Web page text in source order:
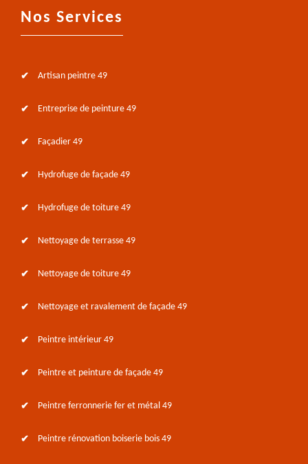
Nos Services
Artisan peintre 49
Entreprise de peinture 49
Façadier 49
Hydrofuge de façade 49
Hydrofuge de toiture 49
Nettoyage de terrasse 49
Nettoyage de toiture 49
Nettoyage et ravalement de façade 49
Peintre intérieur 49
Peintre et peinture de façade 49
Peintre ferronnerie fer et métal 49
Peintre rénovation boiserie bois 49